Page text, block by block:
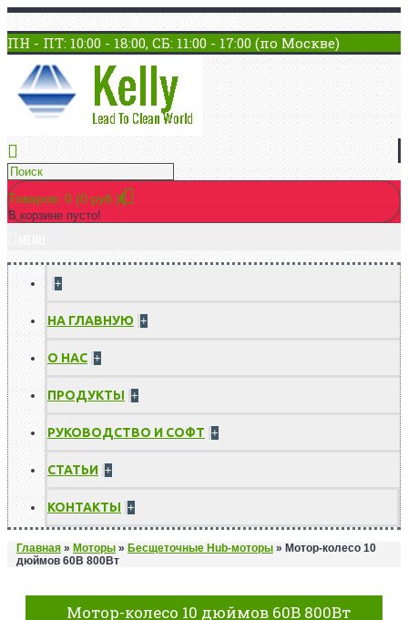
ПН - ПТ: 10:00 - 18:00, СБ: 11:00 - 17:00 (по Москве)
Товаров: 0 (0 руб.)
В корзине пусто!
+
НА ГЛАВНУЮ +
О НАС +
ПРОДУКТЫ +
РУКОВОДСТВО И СОФТ +
СТАТЬИ +
КОНТАКТЫ +
Главная » Моторы » Бесщеточные Hub-моторы » Мотор-колесо 10
дюймов 60В 800Вт
Мотор-колесо 10 дюймов 60В 800Вт